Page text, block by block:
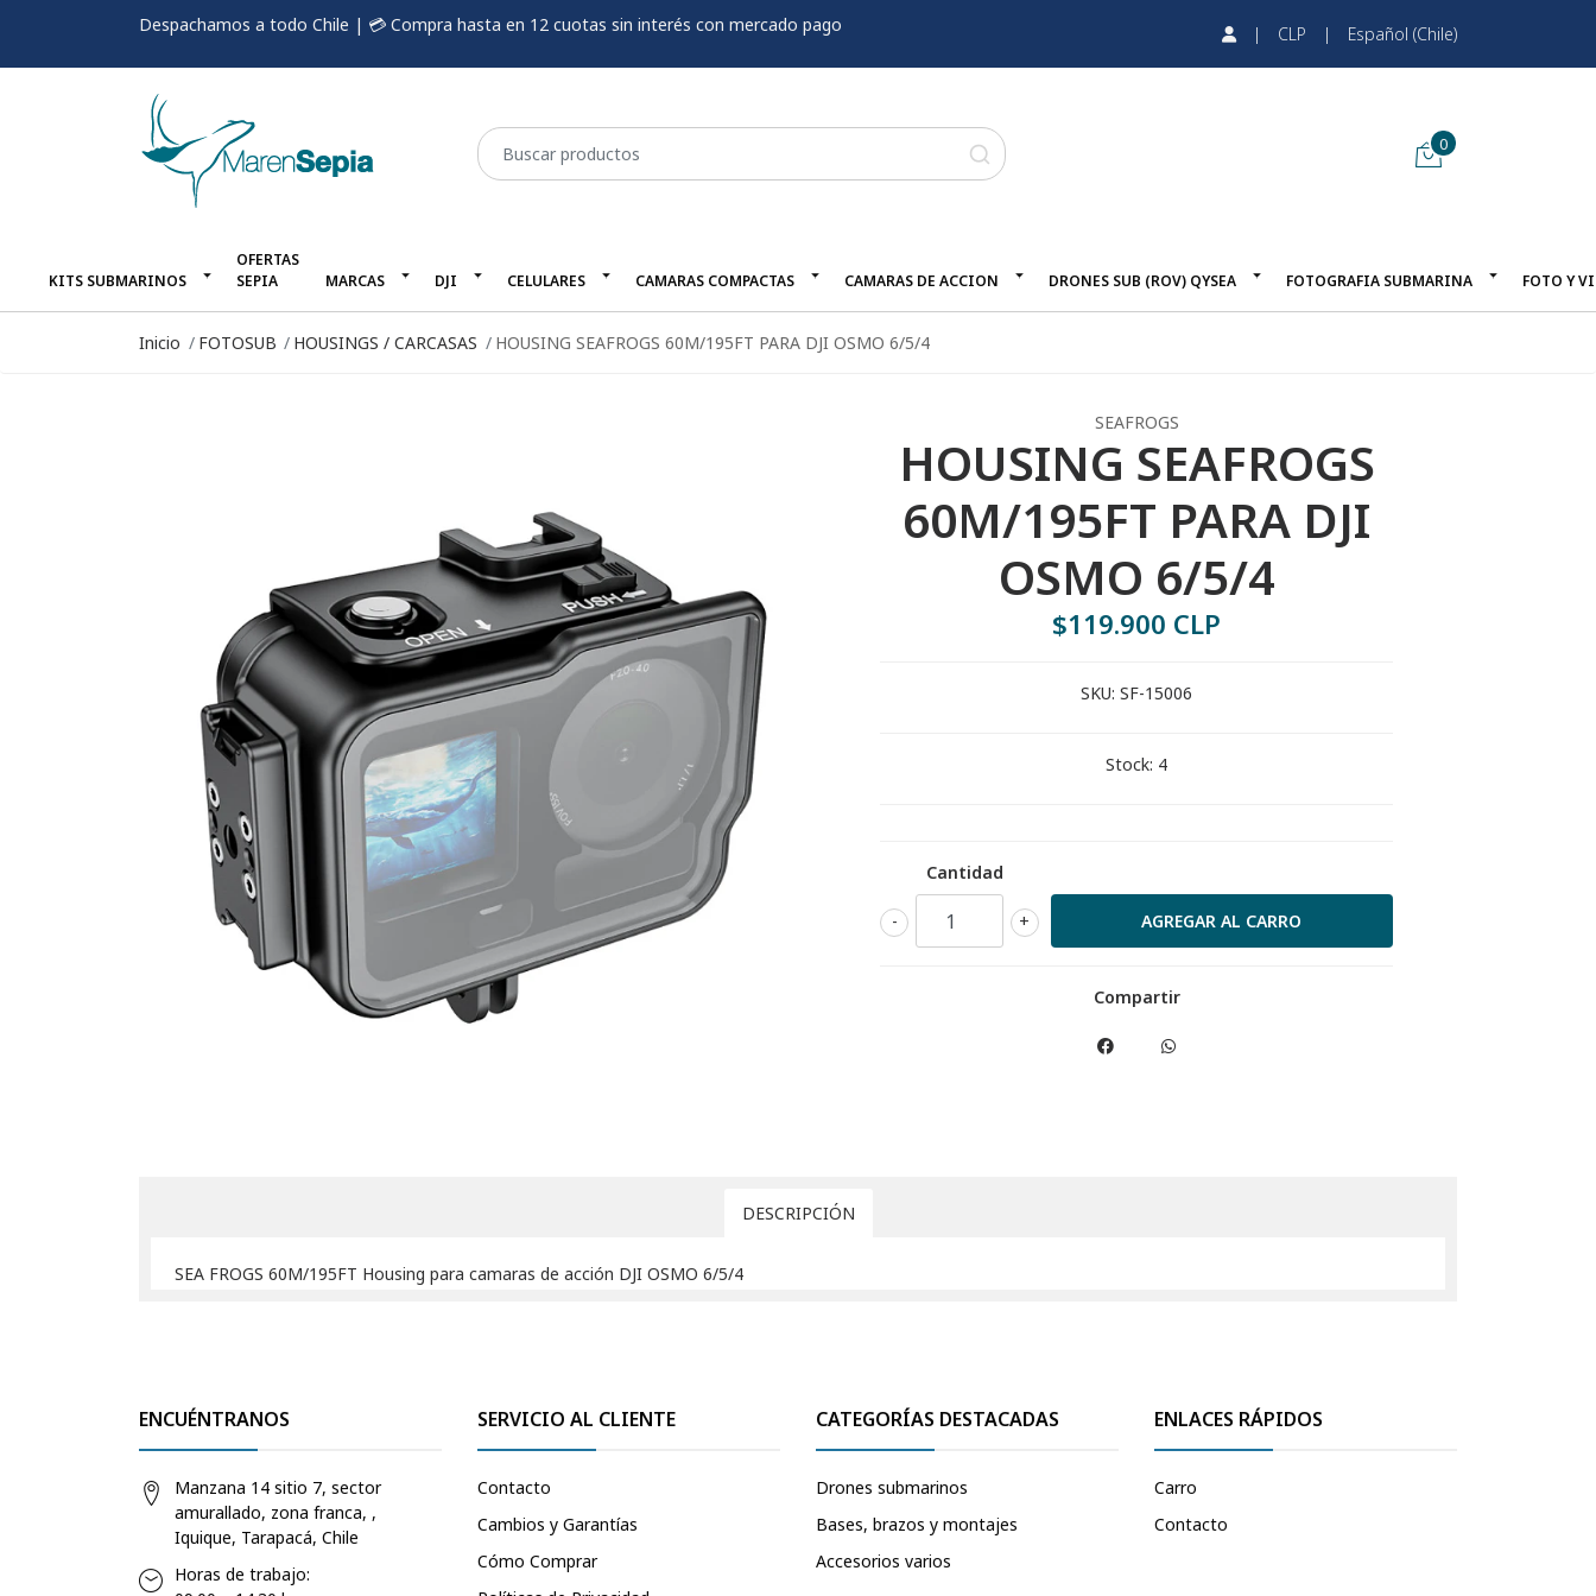
Despachamos a todo Chile | 💳 Compra hasta en 12 cuotas sin interés con mercado pago | CLP | Español (Chile)
0
KITS SUBMARINOS
OFERTAS
SEPIA
MARCAS DJI CELULARES CAMARAS COMPACTAS CAMARAS DE ACCION DRONES SUB (ROV) QYSEA FOTOGRAFIA SUBMARINA FOTO Y
Inicio FOTOSUB HOUSINGS / CARCASAS HOUSING SEAFROGS 60M/195FT PARA DJI OSMO 6/5/4
SEAFROGS
HOUSING SEAFROGS
60M/195FT PARA DJI
OSMO 6/5/4
$119.900 CLP
SKU: SF-15006
Stock: 4
Cantidad
+
-
Compartir
DESCRIPCIÓN
SEA FROGS 60M/195FT Housing para camaras de acción DJI OSMO 6/5/4
ENCUÉNTRANOS
Manzana 14 sitio 7, sector
amurallado, zona franca, ,
Iquique, Tarapacá, Chile
Horas de trabajo:
SERVICIO AL CLIENTE
Contacto
Cambios y Garantías
Cómo Comprar
CATEGORÍAS DESTACADAS
Drones submarinos
Bases, brazos y montajes
Accesorios varios
ENLACES RÁPIDOS
Carro
Contacto